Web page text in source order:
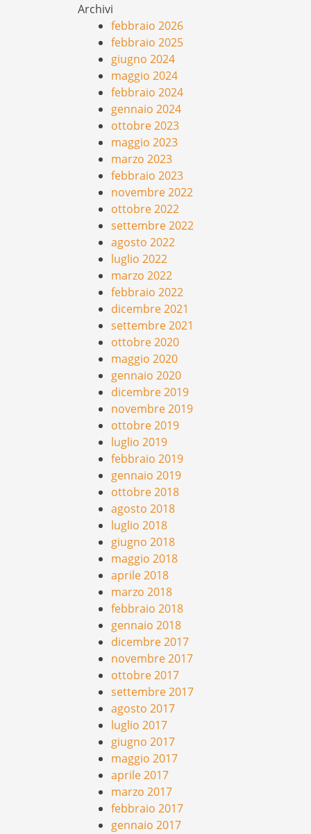
Archivi
febbraio 2026
febbraio 2025
giugno 2024
maggio 2024
febbraio 2024
gennaio 2024
ottobre 2023
maggio 2023
marzo 2023
febbraio 2023
novembre 2022
ottobre 2022
settembre 2022
agosto 2022
luglio 2022
marzo 2022
febbraio 2022
dicembre 2021
settembre 2021
ottobre 2020
maggio 2020
gennaio 2020
dicembre 2019
novembre 2019
ottobre 2019
luglio 2019
febbraio 2019
gennaio 2019
ottobre 2018
agosto 2018
luglio 2018
giugno 2018
maggio 2018
aprile 2018
marzo 2018
febbraio 2018
gennaio 2018
dicembre 2017
novembre 2017
ottobre 2017
settembre 2017
agosto 2017
luglio 2017
giugno 2017
maggio 2017
aprile 2017
marzo 2017
febbraio 2017
gennaio 2017